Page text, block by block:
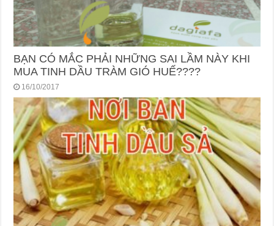
BẠN CÓ MẮC PHẢI NHỮNG SAI LẦM NÀY KHI
MUA TINH DẦU TRÀM GIÓ HUẾ????
16/10/2017